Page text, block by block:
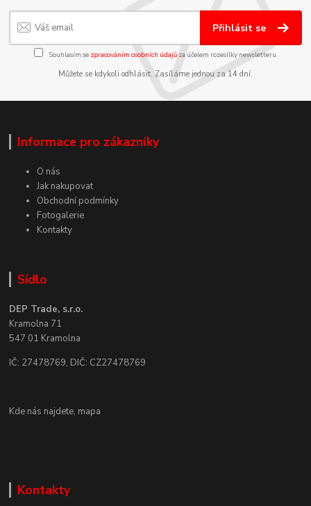
Přihlásit se
Souhlasím se zpracováním osobních údajůza účelem rozesílky newsletteru.
Můžete se kdykoli odhlásit. Zasíláme jednou za 14 dní.
Informace pro zákazníky
O nás
Jak nakupovat
Obchodní podmínky
Fotogalerie
Kontakty
Sídlo
DEP Trade, s.r.o.
Kramolna 71
547 01 Kramolna
IČ: 27478769, DIČ: CZ27478769
Kde nás najdete, mapa
Kontakty